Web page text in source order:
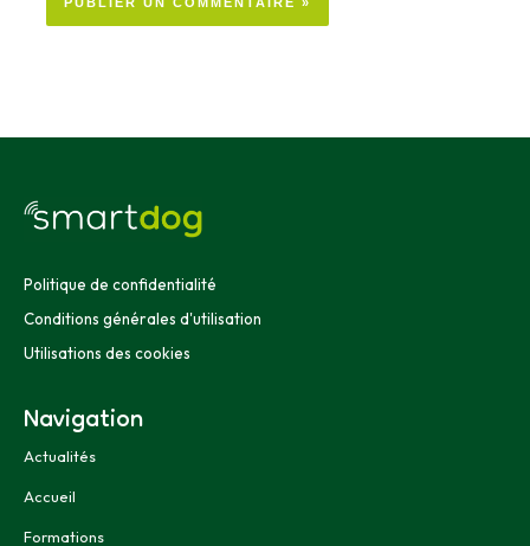
Politique de confidentialité
Conditions générales d'utilisation
Utilisations des cookies
Navigation
Actualités
Accueil
Formations